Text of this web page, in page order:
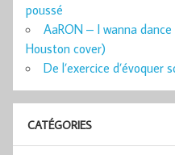
poussé
AaRON – I wanna
Houston cover)
De l’exercice d’évoquer
CATÉGORIES